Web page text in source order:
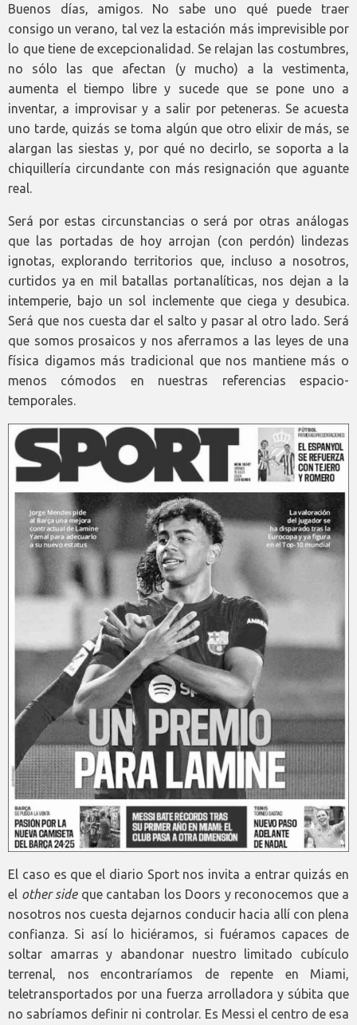
Buenos días, amigos. No sabe uno qué puede traer
consigo un verano, tal vez la estación más imprevisible por
lo que tiene de excepcionalidad. Se relajan las costumbres,
no sólo las que afectan (y mucho) a la vestimenta,
aumenta el tiempo libre y sucede que se pone uno a
inventar, a improvisar y a salir por peteneras. Se acuesta
uno tarde, quizás se toma algún que otro elixir de más, se
alargan las siestas y, por qué no decirlo, se soporta a la
chiquillería circundante con más resignación que aguante
real.
Será por estas circunstancias o será por otras análogas
que las portadas de hoy arrojan (con perdón) lindezas
ignotas, explorando territorios que, incluso a nosotros,
curtidos ya en mil batallas portanalíticas, nos dejan a la
intemperie, bajo un sol inclemente que ciega y desubica.
Será que nos cuesta dar el salto y pasar al otro lado. Será
que somos prosaicos y nos aferramos a las leyes de una
física digamos más tradicional que nos mantiene más o
menos cómodos en nuestras referencias espacio-
temporales.
El caso es que el diario Sport nos invita a entrar quizás en
el other sideque cantaban los Doors y reconocemos que a
nosotros nos cuesta dejarnos conducir hacia allí con plena
confianza. Si así lo hiciéramos, si fuéramos capaces de
soltar amarras y abandonar nuestro limitado cubículo
terrenal, nos encontraríamos de repente en Miami,
teletransportados por una fuerza arrolladora y súbita que
no sabríamos definir ni controlar. Es Messi el centro de esa